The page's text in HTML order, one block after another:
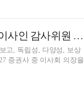
증권사 사외이사 이사회의장 60% 근접…사외이사인 감사위원 확대 [사외이사 줌人 (1)]
고, 독립성, 다양성, 보상
증권사 중 이사회 의장을